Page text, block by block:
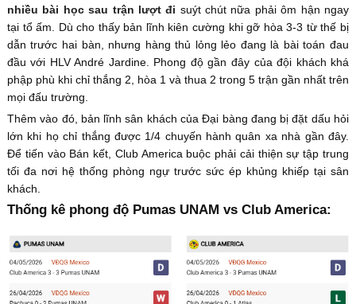
nhiều bài học sau trận lượt đi suýt chút nữa phải ôm hận ngay
tại tổ ấm. Dù cho thấy bản lĩnh kiên cường khi gỡ hòa 3-3 từ thế bị
dẫn trước hai bàn, nhưng hàng thủ lỏng lẻo đang là bài toán đau
đầu với HLV André Jardine. Phong độ gần đây của đội khách khá
phập phù khi chỉ thắng 2, hòa 1 và thua 2 trong 5 trận gần nhất trên
mọi đấu trường.
Thêm vào đó, bản lĩnh sân khách của Đại bàng đang bị đặt dấu hỏi
lớn khi họ chỉ thắng được 1/4 chuyến hành quân xa nhà gần đây.
Để tiến vào Bán kết, Club America buộc phải cải thiện sự tập trung
tối đa nơi hệ thống phòng ngự trước sức ép khủng khiếp tại sân
khách.
Thống kê phong độ Pumas UNAM vs Club America: